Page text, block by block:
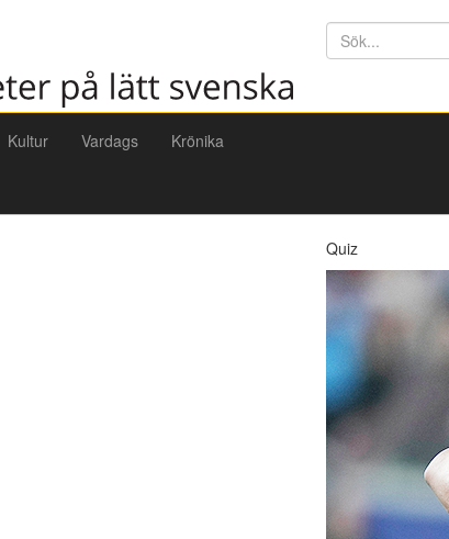
Söktext
Kultur Vardags Krönika
Quiz